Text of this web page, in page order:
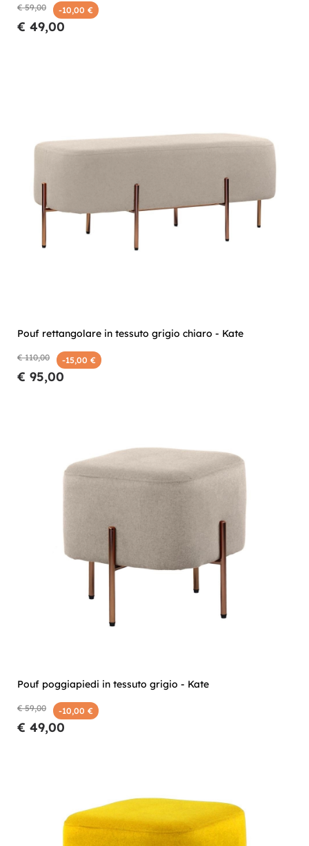
€ 59,00 -10,00 €
€ 49,00
Pouf rettangolare in tessuto grigio chiaro - Kate
€ 110,00 -15,00 €
€ 95,00
Pouf poggiapiedi in tessuto grigio - Kate
€ 59,00 -10,00 €
€ 49,00